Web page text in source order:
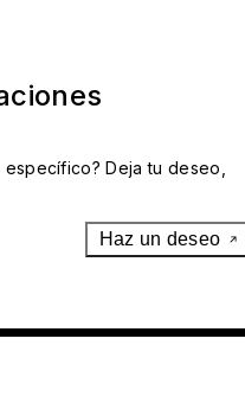
Deja tu deseo,
Haz un deseo